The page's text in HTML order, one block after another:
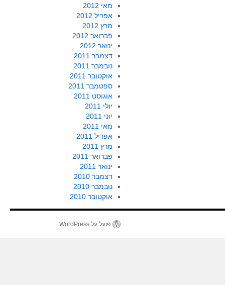
מאי 2012
אפריל 2012
מרץ 2012
פברואר 2012
ינואר 2012
דצמבר 2011
נובמבר 2011
אוקטובר 2011
ספטמבר 2011
אוגוסט 2011
יולי 2011
יוני 2011
מאי 2011
אפריל 2011
מרץ 2011
פברואר 2011
ינואר 2011
דצמבר 2010
נובמבר 2010
אוקטובר 2010
פועל על WordPress.